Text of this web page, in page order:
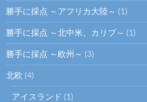
勝手に採点 ～アフリカ大陸～ (1)
勝手に採点 ～北中米、カリブ～ (1)
勝手に採点 ～欧州～ (3)
北欧 (4)
アイスランド (1)